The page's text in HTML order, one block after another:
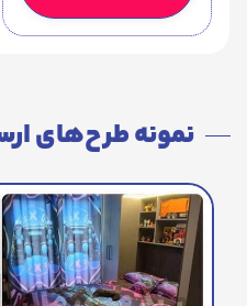
نمونه طرح‌های